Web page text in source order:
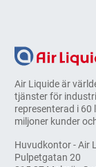
Air Liquide är
tjänster för
representerad i 60
miljoner kunder
Huvudkontor - Air
Pulpetgatan 20